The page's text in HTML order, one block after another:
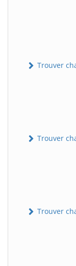
Trouver
Trouver
Trouver